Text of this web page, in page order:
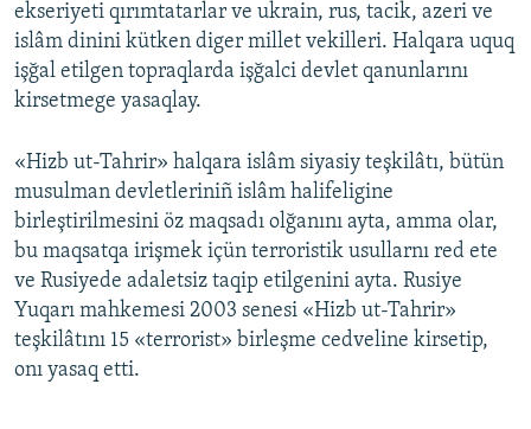
ekseriyeti qırımtatarlar ve ukrain, rus, tacik, azeri ve
islâm dinini kütken diger millet vekilleri. Halqara uquq
işğal etilgen topraqlarda işğalci devlet qanunlarını
kirsetmege yasaqlay.
«Hizb ut-Tahrir» halqara islâm siyasiy teşkilâtı, bütün
musulman devletleriniñ islâm halifeligine
birleştirilmesini öz maqsadı olğanını ayta, amma olar,
bu maqsatqa irişmek içün terroristik usullarnı red ete
ve Rusiyede adaletsiz taqip etilgenini ayta. Rusiye
Yuqarı mahkemesi 2003 senesi «Hizb ut-Tahrir»
teşkilâtını 15 «terrorist» birleşme cedveline kirsetip,
onı yasaq etti.